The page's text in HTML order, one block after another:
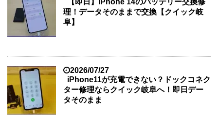
理！データそのままで交換【クイック岐
阜】
2026/07/27
iPhone11が充電できない？ドックコネク
ター修理ならクイック岐阜へ！即日デー
タそのまま